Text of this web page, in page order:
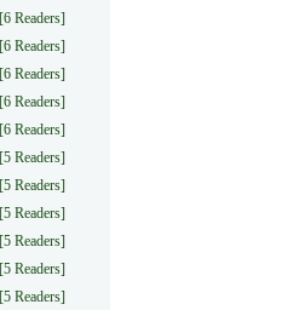
[6 Readers]
[6 Readers]
[6 Readers]
[6 Readers]
[6 Readers]
[5 Readers]
[5 Readers]
[5 Readers]
[5 Readers]
[5 Readers]
[5 Readers]